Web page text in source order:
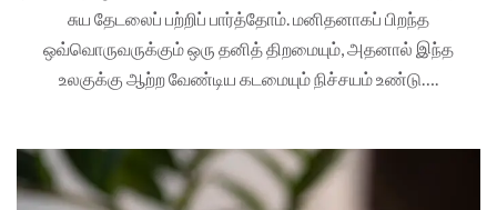
சுய தேடலைப் பற்றிப் பார்த்தோம். மனிதனாகப் பிறந்த
ஒவ்வொருவருக்கும் ஒரு தனித் திறமையும், அதனால் இந்த
உலகுக்கு ஆற்ற வேண்டிய கடமையும் நிச்சயம் உண்டு….